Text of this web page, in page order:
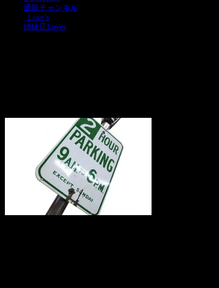
通販チャンネル
Love’s
姉妹店Loves